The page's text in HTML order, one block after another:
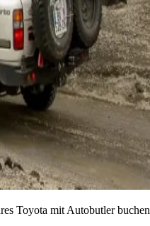
Toyota mit Autobutler buchen